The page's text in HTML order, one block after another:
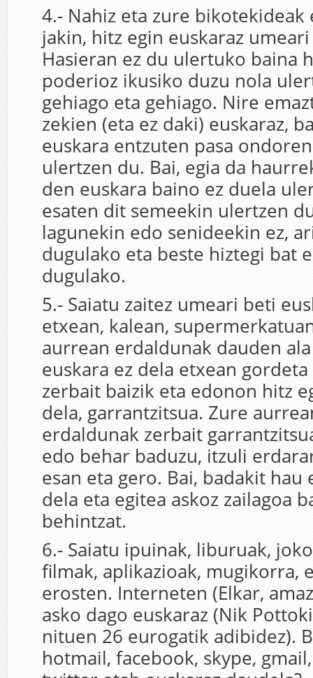
4.- Nahiz eta zure bikotekideak
jakin, hitz egin euskaraz
Hasieran ez du ulertuko baina
poderioz ikusiko duzu nola
gehiago eta gehiago. Nire
zekien (eta ez daki) euskaraz,
euskara entzuten pasa
ulertzen du. Bai, egia da
den euskara baino ez duela
esaten dit semeekin ulertzen
lagunekin edo senideekin ez,
dugulako eta beste hiztegi bat
dugulako.
5.- Saiatu zaitez umeari beti
etxean, kalean,
aurrean erdaldunak dauden
euskara ez dela etxean
zerbait baizik eta edonon hitz
dela, garrantzitsua. Zure
erdaldunak zerbait
edo behar baduzu, itzuli
esan eta gero. Bai, badakit hau
dela eta egitea askoz zailagoa
behintzat.
6.- Saiatu ipuinak, liburuak,
filmak, aplikazioak, mugikorra,
erosten. Interneten (Elkar,
asko dago euskaraz (Nik
nituen 26 eurogatik adibidez).
hotmail, facebook, skype,